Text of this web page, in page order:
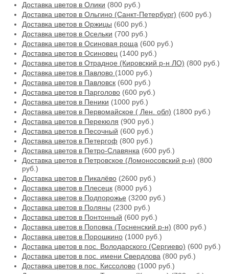
Доставка цветов в Олики (800 руб.)
Доставка цветов в Ольгино (Санкт-Петербург) (600 руб.)
Доставка цветов в Оржицы (600 руб.)
Доставка цветов в Осельки (700 руб.)
Доставка цветов в Осиновая роща (600 руб.)
Доставка цветов в Осиновец (1400 руб.)
Доставка цветов в Отрадное (Кировский р-н ЛО) (800 руб.)
Доставка цветов в Павлово (1000 руб.)
Доставка цветов в Павловск (600 руб.)
Доставка цветов в Парголово (600 руб.)
Доставка цветов в Пеники (1000 руб.)
Доставка цветов в Первомайское ( Лен. обл) (1800 руб.)
Доставка цветов в Перекюля (900 руб.)
Доставка цветов в Песочный (600 руб.)
Доставка цветов в Петергоф (800 руб.)
Доставка цветов в Петро-Славянка (600 руб.)
Доставка цветов в Петровское (Ломоносовский р-н) (800
руб.)
Доставка цветов в Пикалёво (2600 руб.)
Доставка цветов в Плесецк (8000 руб.)
Доставка цветов в Подпорожье (3200 руб.)
Доставка цветов в Поляны (2300 руб.)
Доставка цветов в Понтонный (600 руб.)
Доставка цветов в Поповка (Тосненский р-н) (800 руб.)
Доставка цветов в Порошкино (1000 руб.)
Доставка цветов в пос. Володарского (Сергиево) (600 руб.)
Доставка цветов в пос. имени Свердлова (800 руб.)
Доставка цветов в пос. Киссолово (1000 руб.)